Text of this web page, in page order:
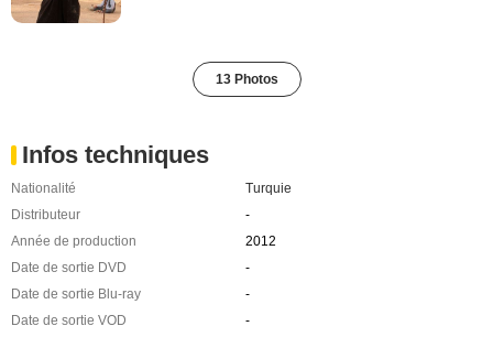
13 Photos
Infos techniques
Nationalité
Turquie
Distributeur
-
Année de production
2012
Date de sortie DVD
-
Date de sortie Blu-ray
-
Date de sortie VOD
-